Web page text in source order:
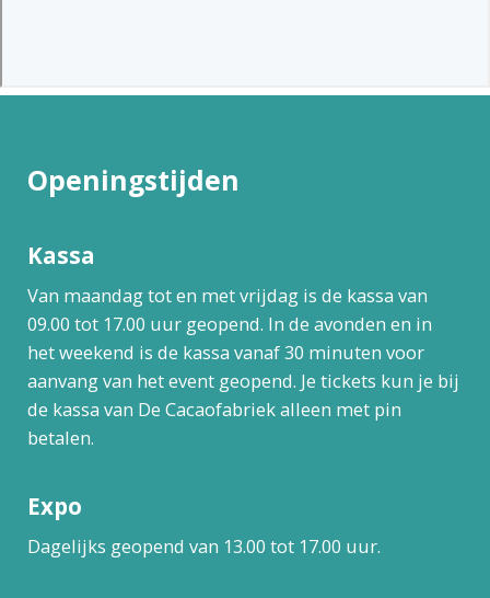
Openingstijden
Kassa
Van maandag tot en met vrijdag is de kassa van
09.00 tot 17.00 uur geopend. In de avonden en in
het weekend is de kassa vanaf 30 minuten voor
aanvang van het event geopend. Je tickets kun je bij
de kassa van De Cacaofabriek alleen met pin
betalen.
Expo
Dagelijks geopend van 13.00 tot 17.00 uur.